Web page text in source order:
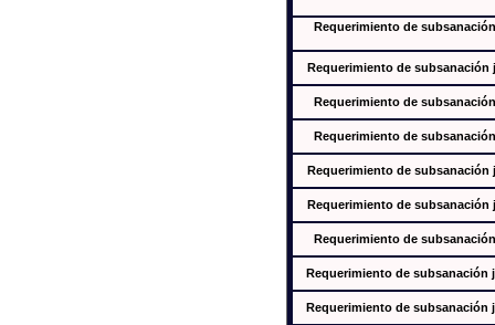
Requerimiento de
Requerimiento de subsanación
Requerimiento de
Requerimiento de
Requerimiento de subsanación
Requerimiento de subsanación
Requerimiento de
Requerimiento de subsanación
Requerimiento de subsanación